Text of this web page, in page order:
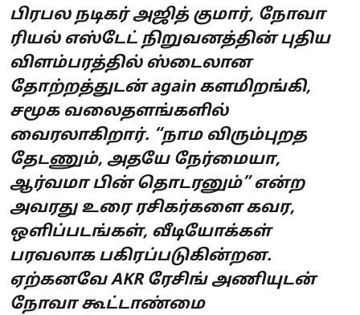
பிரபல நடிகர் அஜித் குமார், நோவா
ரியல் எஸ்டேட் நிறுவனத்தின் புதிய
விளம்பரத்தில் ஸ்டைலான
தோற்றத்துடன் again களமிறங்கி,
சமூக வலைதளங்களில்
வைரலாகிறார். “நாம விரும்புறத
தேடணும், அதயே நேர்மையா,
ஆர்வமா பின் தொடரனும்” என்ற
அவரது உரை ரசிகர்களை கவர,
ஒளிப்படங்கள், வீடியோக்கள்
பரவலாக பகிரப்படுகின்றன.
ஏற்கனவே AKR ரேசிங் அணியுடன்
நோவா கூட்டாண்மை